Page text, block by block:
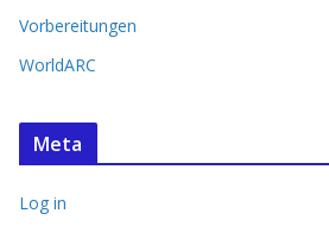
Vorbereitungen
WorldARC
Meta
Log in